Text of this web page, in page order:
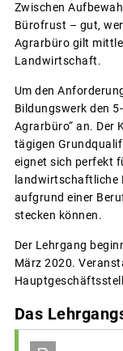
Zwischen
Bürofrust – gut,
Agrarbüro gilt
Landwirtschaft.
Um den
Bildungswerk den
Agrarbüro“ an. Der
tägigen
eignet sich perfekt
landwirtschaftliche
aufgrund einer
stecken können.
Der Lehrgang
März 2020.
Das